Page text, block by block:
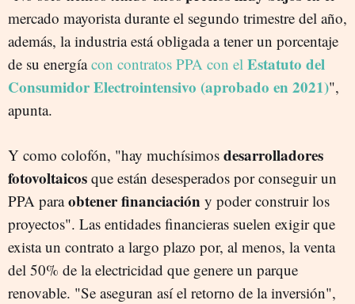
mercado mayorista durante el segundo trimestre del año,
además, la industria está obligada a tener un porcentaje
de su energíacon contratos PPA con el Estatuto del
Consumidor Electrointensivo (aprobado en 2021)",
apunta.
Y como colofón, "hay muchísimos desarrolladores
fotovoltaicos que están desesperados por conseguir un
PPA paraobtener financiación y poder construir los
proyectos". Las entidades financieras suelen exigir que
exista un contrato a largo plazo por, al menos, la venta
del 50% de la electricidad que genere un parque
renovable. "Se aseguran así el retorno de la inversión",